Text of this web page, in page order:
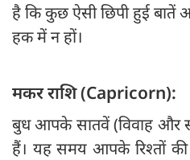
है कि कुछ ऐसी छिपी हुई
हक में न हों।
मकर राशि (Capricorn):
बुध आपके सातवें (विवाह और
हैं। यह समय आपके रिश्तों